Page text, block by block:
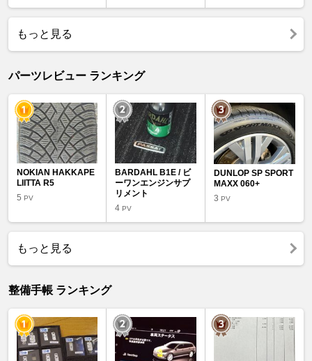
もっと見る
パーツレビュー ランキング
NOKIAN HAKKAPE
LIITTA R5
5 PV
BARDAHL B1E / ビ
ーワンエンジンサプ
リメント
4PV
DUNLOP SP SPORT
MAXX 060+
3 PV
もっと見る
整備手帳 ランキング